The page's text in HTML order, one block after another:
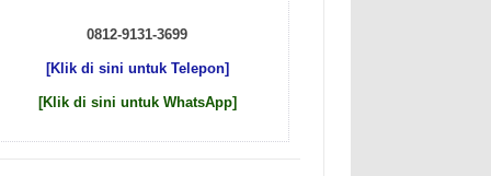
0812-9131-3699
[Klik di sini untuk Telepon]
[Klik di sini untuk WhatsApp]